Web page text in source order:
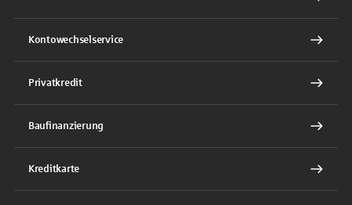
Kontowechselservice
Privatkredit
Baufinanzierung
Kreditkarte